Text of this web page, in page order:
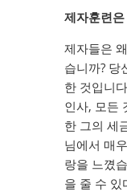
제자훈련
제자들은
습니까? 당
한 것입니
인사, 모든
한 그의 세
님에서 매
랑을 느꼈
을 줄 수 있